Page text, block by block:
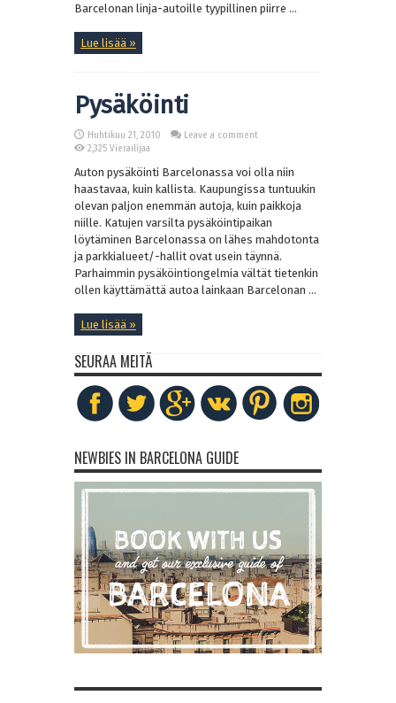
Barcelonan linja-autoille tyypillinen piirre ...
Lue lisää »
Pysäköinti
Huhtikuu 21, 2010
Leave a comment
2,325 Vierailijaa
Auton pysäköinti Barcelonassa voi olla niin
haastavaa, kuin kallista. Kaupungissa tuntuukin
olevan paljon enemmän autoja, kuin paikkoja
niille. Katujen varsilta pysäköintipaikan
löytäminen Barcelonassa on lähes mahdotonta
ja parkkialueet/-hallit ovat usein täynnä.
Parhaimmin pysäköintiongelmia vältät tietenkin
ollen käyttämättä autoa lainkaan Barcelonan ...
Lue lisää »
SEURAA MEITÄ
NEWBIES IN BARCELONA GUIDE